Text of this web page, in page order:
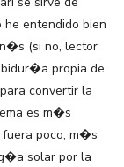
entendido bien
(si no, lector
propia de
convertir la
es m�s
fuera poco, m�s
solar por la